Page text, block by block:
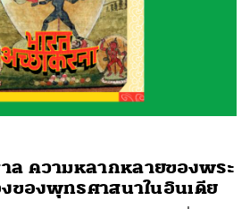
ล ความหลากหลายของพระ
ของพุทธศาสนาในอินเดีย